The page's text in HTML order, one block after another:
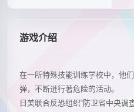
游戏介绍
在一所特殊技能训练学校中，他
弹，不断进行著危险的活动。
日美联合反恐组织“防卫省中央调